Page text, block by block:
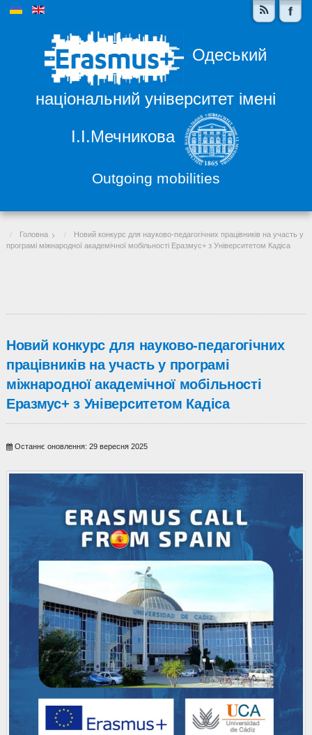
Одеський
національний університет імені
І.І.Мечникова
Outgoing mobilities
Головна
Новий конкурс для науково-педагогічних працівників на участь у
програмі міжнародної академічної мобільності Еразмус+ з Університетом Кадіса
Новий конкурс для науково-педагогічних
працівників на участь у програмі
міжнародної академічної мобільності
Еразмус+ з Університетом Кадіса
Останнє оновлення: 29 вересня 2025